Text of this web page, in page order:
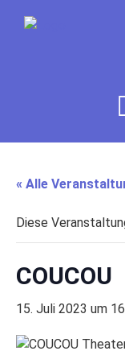
« Alle
Diese
COUCOU
15. Juli 2023 um